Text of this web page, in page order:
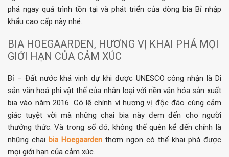
phá ngay quá trình tồn tại và phát triển của dòng bia Bỉ nhập
khẩu cao cấp này nhé.
BIA HOEGAARDEN, HƯƠNG VỊ KHAI PHÁ MỌI
GIỚI HẠN CỦA CẢM XÚC
Bỉ – Đất nước khá vinh dự khi được UNESCO công nhận là Di
sản văn hoá phi vật thể của nhân loại với nền văn hóa sản xuất
bia vào năm 2016. Có lẽ chính vì hương vị độc đáo cùng cảm
giác tuyệt vời mà những chai bia này đem đến cho người
thưởng thức. Và trong số đó, không thể quên kể đến chính là
những chai bia Hoegaarden thơm ngon có thể khai phá được
mọi giới hạn của cảm xúc.